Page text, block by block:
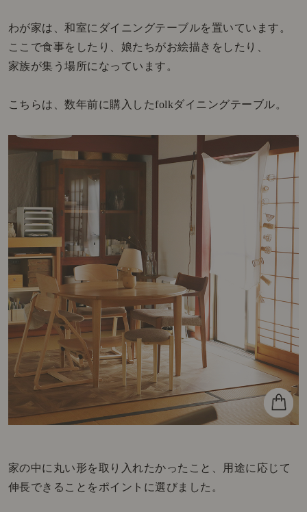
わが家は、和室にダイニングテーブルを置いています。
ここで食事をしたり、娘たちがお絵描きをしたり、
家族が集う場所になっています。
こちらは、数年前に購入したfolkダイニングテーブル。
家の中に丸い形を取り入れたかったこと、用途に応じて
伸長できることをポイントに選びました。